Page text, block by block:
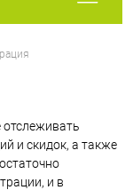
и скидок, а также
и в